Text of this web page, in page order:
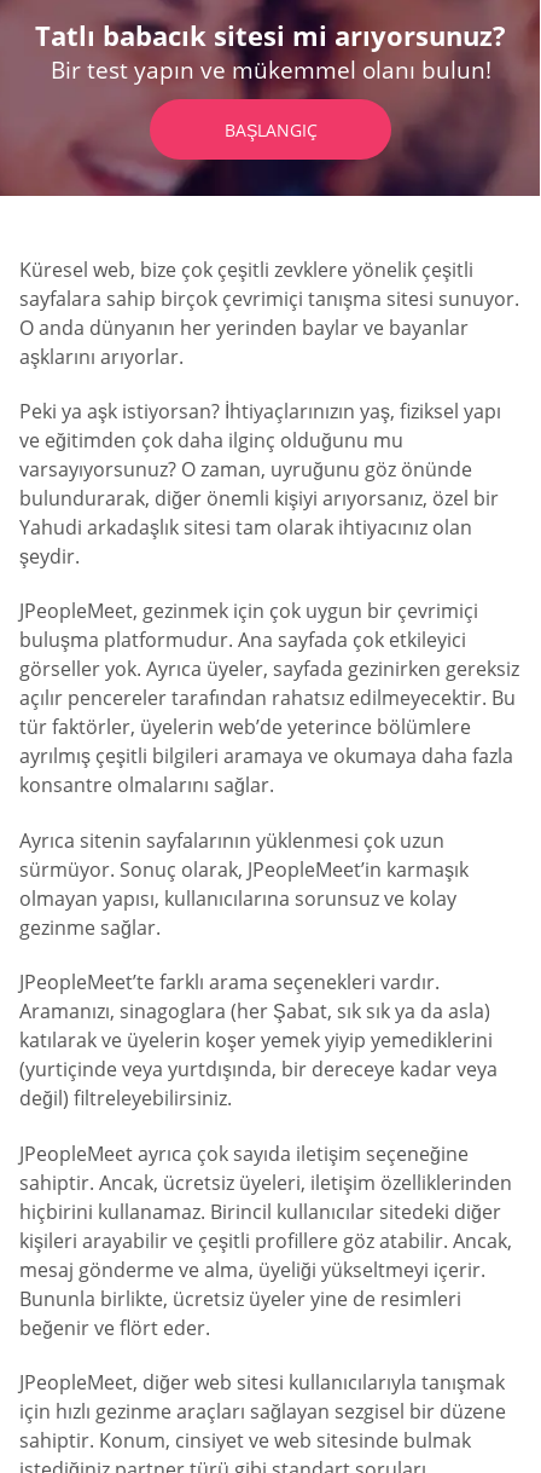
Tatlı babacık sitesi mi arıyorsunuz?
Bir test yapın ve mükemmel olanı bulun!
BAŞLANGIÇ
Küresel web, bize çok çeşitli zevklere yönelik çeşitli
sayfalara sahip birçok çevrimiçi tanışma sitesi sunuyor.
O anda dünyanın her yerinden baylar ve bayanlar
aşklarını arıyorlar.
Peki ya aşk istiyorsan? İhtiyaçlarınızın yaş, fiziksel yapı
ve eğitimden çok daha ilginç olduğunu mu
varsayıyorsunuz? O zaman, uyruğunu göz önünde
bulundurarak, diğer önemli kişiyi arıyorsanız, özel bir
Yahudi arkadaşlık sitesi tam olarak ihtiyacınız olan
şeydir.
JPeopleMeet, gezinmek için çok uygun bir çevrimiçi
buluşma platformudur. Ana sayfada çok etkileyici
görseller yok. Ayrıca üyeler, sayfada gezinirken gereksiz
açılır pencereler tarafından rahatsız edilmeyecektir. Bu
tür faktörler, üyelerin web’de yeterince bölümlere
ayrılmış çeşitli bilgileri aramaya ve okumaya daha fazla
konsantre olmalarını sağlar.
Ayrıca sitenin sayfalarının yüklenmesi çok uzun
sürmüyor. Sonuç olarak, JPeopleMeet’in karmaşık
olmayan yapısı, kullanıcılarına sorunsuz ve kolay
gezinme sağlar.
JPeopleMeet’te farklı arama seçenekleri vardır.
Aramanızı, sinagoglara (her Şabat, sık sık ya da asla)
katılarak ve üyelerin koşer yemek yiyip yemediklerini
(yurtiçinde veya yurtdışında, bir dereceye kadar veya
değil) filtreleyebilirsiniz.
JPeopleMeet ayrıca çok sayıda iletişim seçeneğine
sahiptir. Ancak, ücretsiz üyeleri, iletişim özelliklerinden
hiçbirini kullanamaz. Birincil kullanıcılar sitedeki diğer
kişileri arayabilir ve çeşitli profillere göz atabilir. Ancak,
mesaj gönderme ve alma, üyeliği yükseltmeyi içerir.
Bununla birlikte, ücretsiz üyeler yine de resimleri
beğenir ve flört eder.
JPeopleMeet, diğer web sitesi kullanıcılarıyla tanışmak
için hızlı gezinme araçları sağlayan sezgisel bir düzene
sahiptir. Konum, cinsiyet ve web sitesinde bulmak